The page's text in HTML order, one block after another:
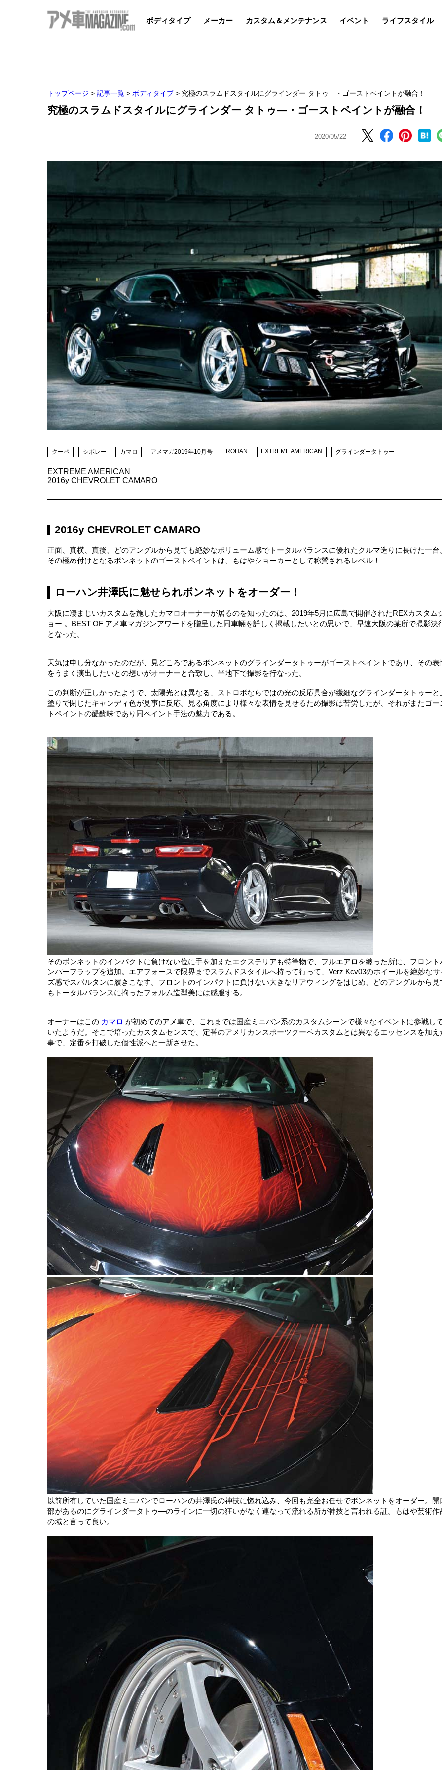
ボディタイプ メーカー カスタム＆メンテナンス イベント ライフスタイル
トップページ > 記事一覧 > ボディタイプ > 究極のスラムドスタイルにグラインダー タトゥ―・ゴーストペイントが融合！
究極のスラムドスタイルにグラインダー タトゥ―・ゴーストペイントが融合！
2020/05/22
クーペ シボレー カマロ アメマガ2019年10月号 ROHAN EXTREME AMERICAN グラインダータトゥー
EXTREME AMERICAN
2016y CHEVROLET CAMARO
2016y CHEVROLET CAMARO
正面、真横、真後、どのアングルから見ても絶妙なボリューム感でトータルバランスに優れたクルマ造りに長けた一台
その極め付けとなるボンネットのゴーストペイントは、もはやショーカーとして称賛されるレベル！
ローハン井澤氏に魅せられボンネットをオーダー！
大阪に凄まじいカスタムを施したカマロオーナーが居るのを知ったのは、2019年5月に広島で開催されたREXカスタム
ョー 。BEST OF アメ車マガジンアワードを贈呈した同車輛を詳しく掲載したいとの思いで、早速大阪の某所で撮影決
となった。
天気は申し分なかったのだが、見どころであるボンネットのグラインダータトゥーがゴーストペイントであり、その表
をうまく演出したいとの想いがオーナーと合致し、半地下で撮影を行なった。
この判断が正しかったようで、太陽光とは異なる、ストロボならではの光の反応具合が繊細なグラインダータトゥーと
塗りで閉じたキャンディ色が見事に反応。見る角度により様々な表情を見せるため撮影は苦労したが、それがまたゴー
トペイントの醍醐味であり同ペイント手法の魅力である。
そのボンネットのインパクトに負けない位に手を加えたエクステリアも特筆物で、フルエアロを纏った所に、フロント
ンパーフラップを追加。エアフォースで限界までスラムドスタイルへ持って行って、Verz Kcv03のホイールを絶妙なサ
ズ感でスパルタンに履きこなす。フロントのインパクトに負けない大きなリアウィングをはじめ、どのアングルから見
もトータルバランスに拘ったフォルム造型美には感服する。
オーナーはこの カマロ が初めてのアメ車で、これまでは国産ミニバン系のカスタムシーンで様々なイベントに参戦し
いたようだ。そこで培ったカスタムセンスで、定番のアメリカンスポーツクーペカスタムとは異なるエッセンスを加え
事で、定番を打破した個性派へと一新させた。
以前所有していた国産ミニバンでローハンの井澤氏の神技に惚れ込み、今回も完全お任せでボンネットをオーダー。開
部があるのにグラインダータトゥ―のラインに一切の狂いがなく連なって流れる所が神技と言われる証。もはや芸術作
の域と言って良い。